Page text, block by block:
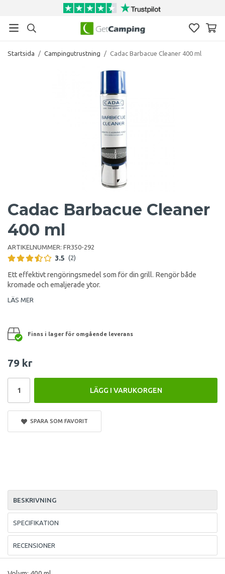
Startsida / Campingutrustning / Cadac Barbacue Cleaner 400 ml
Cadac Barbacue Cleaner
400 ml
ARTIKELNUMMER: FR350-292
3.5 (2)
Ett effektivt rengöringsmedel som för din grill. Rengör både
kromade och emaljerade ytor.
LÄS MER
Finns i lager för omgående leverans
79 kr
LÄGG I VARUKORGEN
SPARA SOM FAVORIT
BESKRIVNING
SPECIFIKATION
RECENSIONER